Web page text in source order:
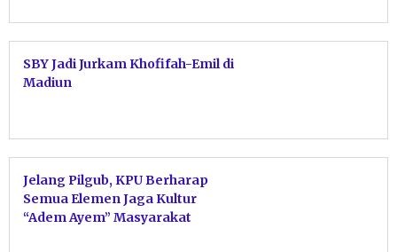
SBY Jadi Jurkam Khofifah-Emil di
Madiun
Jelang Pilgub, KPU Berharap
Semua Elemen Jaga Kultur
“Adem Ayem” Masyarakat